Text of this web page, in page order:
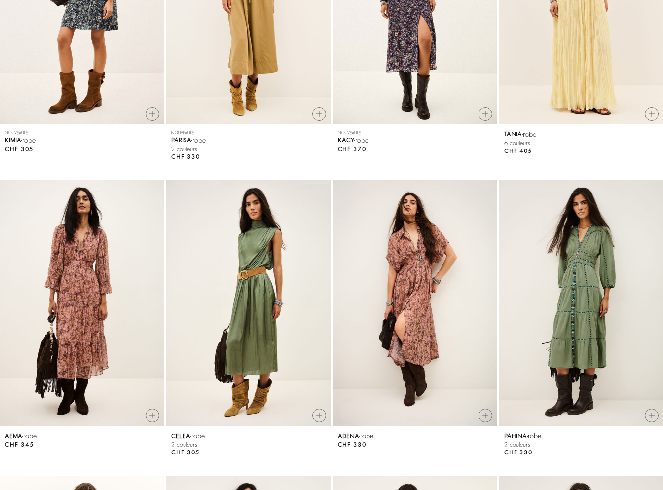
SweatshirtsVOIR TOUT
NOUVEAUTÉ
KIMIA robe
CHF 305
NOUVEAUTÉ
PARISA robe
2 couleurs
CHF 330
NOUVEAUTÉ
KACYrobe
CHF 370
TANIA robe
6 couleurs
CHF 405
AEMA robe
CHF 345
CELEA robe
2 couleurs
CHF 305
ADENA robe
CHF 330
PAHINA robe
2 couleurs
CHF 330